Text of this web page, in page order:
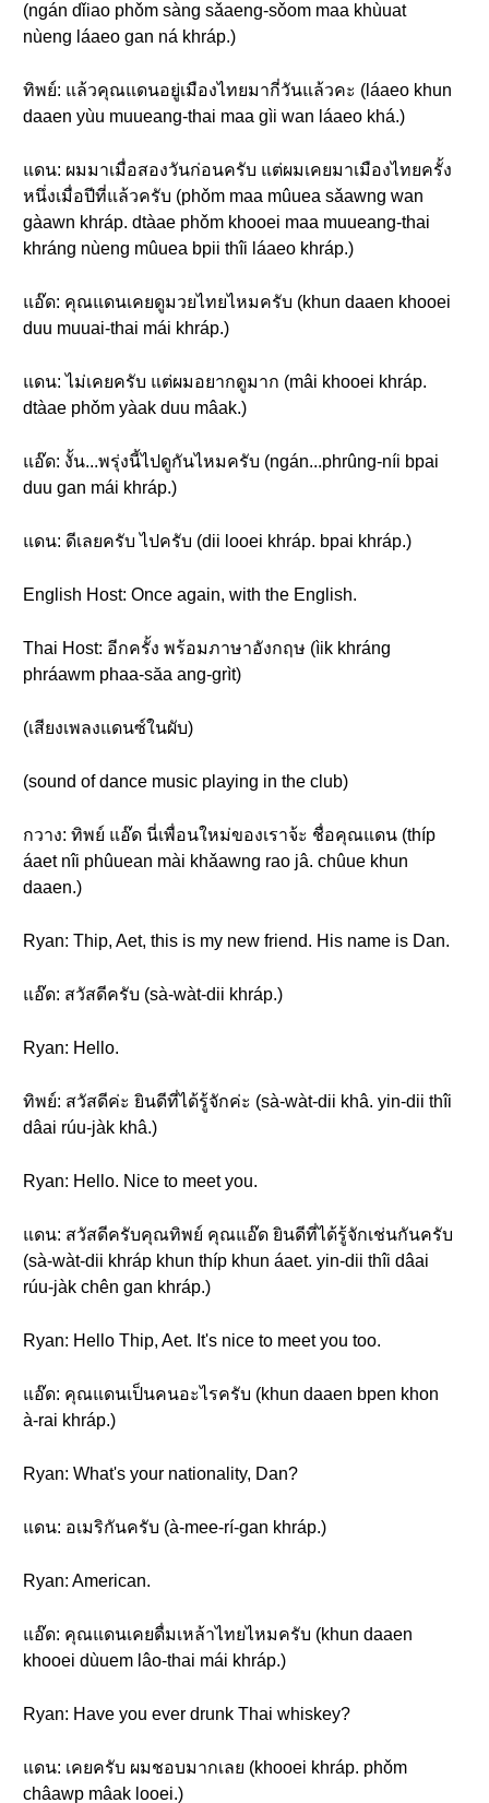
(ngán dǐiao phǒm sàng sǎaeng-sǒom maa khùuat
nùeng láaeo gan ná khráp.)
ทิพย์: แล้วคุณแดนอยู่เมืองไทยมากี่วันแล้วคะ (láaeo khun
daaen yùu muueang-thai maa gìi wan láaeo khá.)
แดน: ผมมาเมื่อสองวันก่อนครับ แต่ผมเคยมาเมืองไทยครั้ง
หนึ่งเมื่อปีที่แล้วครับ (phǒm maa mûuea sǎawng wan
gàawn khráp. dtàae phǒm khooei maa muueang-thai
khráng nùeng mûuea bpii thîi láaeo khráp.)
แอ๊ด: คุณแดนเคยดูมวยไทยไหมครับ (khun daaen khooei
duu muuai-thai mái khráp.)
แดน: ไม่เคยครับ แต่ผมอยากดูมาก (mâi khooei khráp.
dtàae phǒm yàak duu mâak.)
แอ๊ด: งั้น...พรุ่งนี้ไปดูกันไหมครับ (ngán...phrûng-níi bpai
duu gan mái khráp.)
แดน: ดีเลยครับ ไปครับ (dii looei khráp. bpai khráp.)
English Host: Once again, with the English.
Thai Host: อีกครั้ง พร้อมภาษาอังกฤษ (ìik khráng
phráawm phaa-săa ang-grìt)
(เสียงเพลงแดนซ์ในผับ)
(sound of dance music playing in the club)
กวาง: ทิพย์ แอ๊ด นี่เพื่อนใหม่ของเราจ้ะ ชื่อคุณแดน (thíp
áaet nîi phûuean mài khǎawng rao jâ. chûue khun
daaen.)
Ryan: Thip, Aet, this is my new friend. His name is Dan.
แอ๊ด: สวัสดีครับ (sà-wàt-dii khráp.)
Ryan: Hello.
ทิพย์: สวัสดีค่ะ ยินดีที่ได้รู้จักค่ะ (sà-wàt-dii khâ. yin-dii thîi
dâai rúu-jàk khâ.)
Ryan: Hello. Nice to meet you.
แดน: สวัสดีครับคุณทิพย์ คุณแอ๊ด ยินดีที่ได้รู้จักเช่นกันครับ
(sà-wàt-dii khráp khun thíp khun áaet. yin-dii thîi dâai
rúu-jàk chên gan khráp.)
Ryan: Hello Thip, Aet. It's nice to meet you too.
แอ๊ด: คุณแดนเป็นคนอะไรครับ (khun daaen bpen khon
à-rai khráp.)
Ryan: What's your nationality, Dan?
แดน: อเมริกันครับ (à-mee-rí-gan khráp.)
Ryan: American.
แอ๊ด: คุณแดนเคยดื่มเหล้าไทยไหมครับ (khun daaen
khooei dùuem lâo-thai mái khráp.)
Ryan: Have you ever drunk Thai whiskey?
แดน: เคยครับ ผมชอบมากเลย (khooei khráp. phǒm
châawp mâak looei.)